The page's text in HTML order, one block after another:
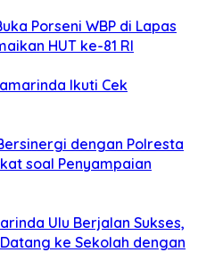
Porseni WBP di Lapas
HUT ke-81 RI
Ikuti Cek
dengan Polresta
soal Penyampaian
Ulu Berjalan Sukses,
ke Sekolah dengan